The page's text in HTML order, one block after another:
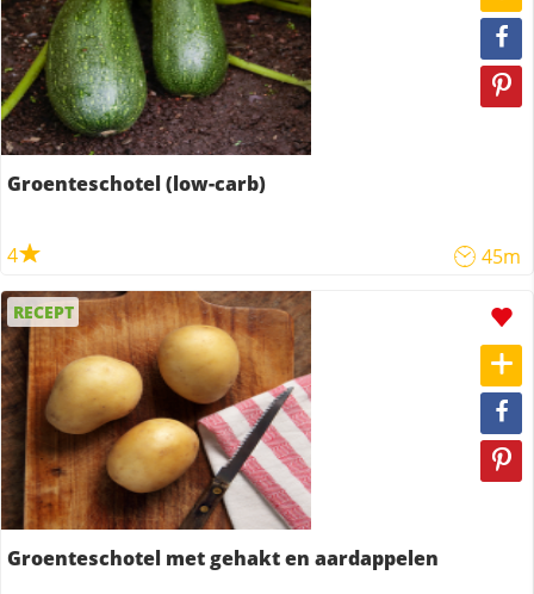
Groenteschotel (low-carb)
4 45m
RECEPT
Groenteschotel met gehakt en aardappelen